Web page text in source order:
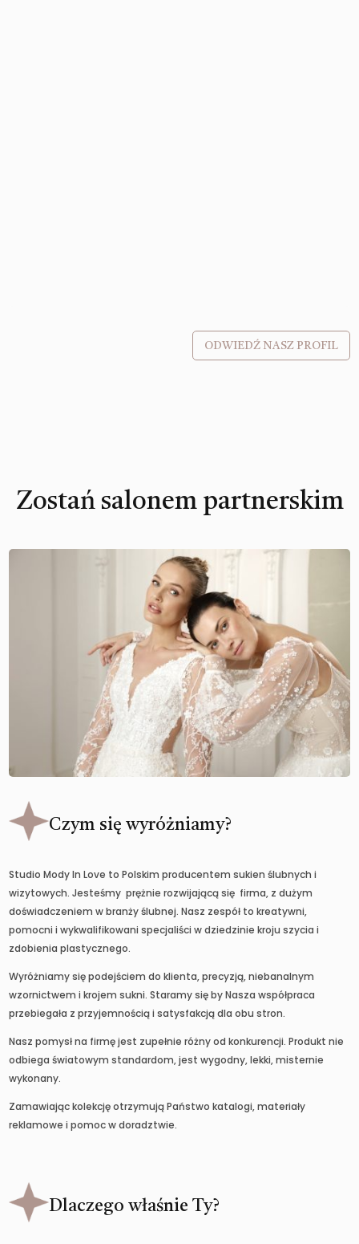
ODWIEDŹ NASZ PROFIL
Zostań salonem partnerskim
Czym się wyróżniamy?
Studio Mody In Love to Polskim producentem sukien ślubnych i
wizytowych. Jesteśmy prężnie rozwijającą się firma, z dużym
doświadczeniem w branży ślubnej. Nasz zespół to kreatywni,
pomocni i wykwalifikowani specjaliści w dziedzinie kroju szycia i
zdobienia plastycznego.
Wyróżniamy się podejściem do klienta, precyzją, niebanalnym
wzornictwem i krojem sukni. Staramy się by Nasza współpraca
przebiegała z przyjemnością i satysfakcją dla obu stron.
Nasz pomysł na firmę jest zupełnie różny od konkurencji. Produkt nie
odbiega światowym standardom, jest wygodny, lekki, misternie
wykonany.
Zamawiając kolekcję otrzymują Państwo katalogi, materiały
reklamowe i pomoc w doradztwie.
Dlaczego właśnie Ty?